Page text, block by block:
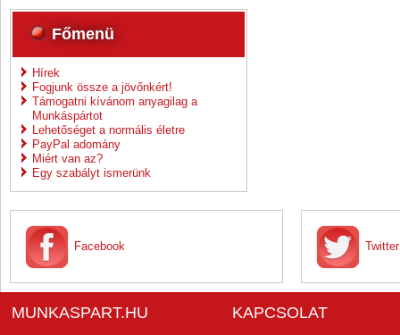
Főmenü
Hírek
Fogjunk össze a jövőnkért!
Támogatni kívánom anyagilag a
Munkáspártot
Lehetőséget a normális életre
PayPal adomány
Miért van az?
Egy szabályt ismerünk
Facebook Twitter
MUNKASPART.HU KAPCSOLAT